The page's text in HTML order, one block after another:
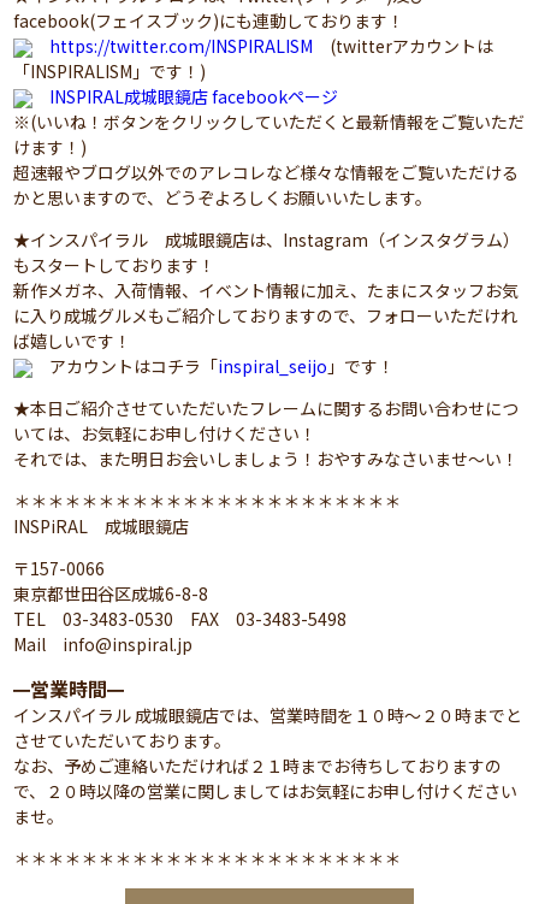
facebook(フェイスブック)にも連動しております！
https://twitter.com/INSPIRALISM (twitterアカウントは
「INSPIRALISM」です！)
INSPIRAL成城眼鏡店 facebookページ
※(いいね！ボタンをクリックしていただくと最新情報をご覧いただ
けます！)
超速報やブログ以外でのアレコレなど様々な情報をご覧いただける
かと思いますので、どうぞよろしくお願いいたします。
★インスパイラル 成城眼鏡店は、Instagram（インスタグラム）
もスタートしております！
新作メガネ、入荷情報、イベント情報に加え、たまにスタッフお気
に入り成城グルメもご紹介しておりますので、フォローいただけれ
ば嬉しいです！
アカウントはコチラ「inspiral_seijo 」です！
★本日ご紹介させていただいたフレームに関するお問い合わせにつ
いては、お気軽にお申し付けください！
それでは、また明日お会いしましょう！おやすみなさいませ～い！
＊＊＊＊＊＊＊＊＊＊＊＊＊＊＊＊＊＊＊＊＊＊＊
INSPiRAL 成城眼鏡店
〒157-0066
東京都世田谷区成城6-8-8
TEL 03-3483-0530 FAX 03-3483-5498
Mail info@inspiral.jp
━営業時間━
インスパイラル 成城眼鏡店では、営業時間を１０時～２０時までと
させていただいております。
なお、予めご連絡いただければ２１時までお待ちしておりますの
で、２０時以降の営業に関しましてはお気軽にお申し付けください
ませ。
＊＊＊＊＊＊＊＊＊＊＊＊＊＊＊＊＊＊＊＊＊＊＊